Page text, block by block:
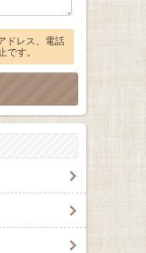
ドレス、電話
です。